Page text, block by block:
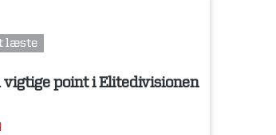
læste
vigtige point i Elitedivisionen